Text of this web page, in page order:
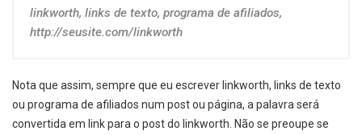
linkworth, links de texto, programa de afiliados,
http://seusite.com/linkworth
Nota que assim, sempre que eu escrever linkworth, links de texto
ou programa de afiliados num post ou página, a palavra será
convertida em link para o post do linkworth. Não se preoupe se